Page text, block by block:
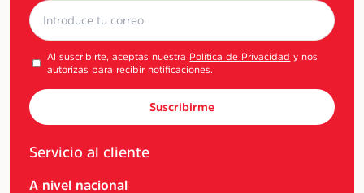
Al suscribirte, aceptas nuestra Política de Privacidad y nos
autorizas para recibir notificaciones.
Suscribirme
Servicio al cliente
A nivel nacional